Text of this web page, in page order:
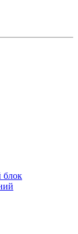
блок